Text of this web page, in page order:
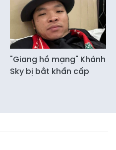
"Giang hồ mạng" Khánh
Sky bị bắt khẩn cấp